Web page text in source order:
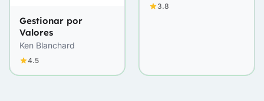
Gestionar por
Valores
Ken Blanchard
4.5
3.8